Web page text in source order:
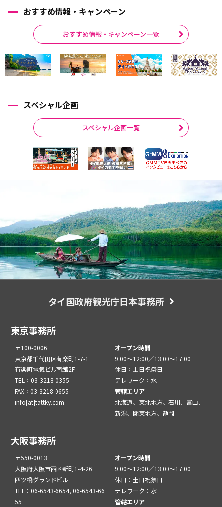
おすすめ情報・キャンペーン
おすすめ情報・キャンペーン一覧
スペシャル企画
スペシャル企画一覧
タイ国政府観光庁日本事務所
東京事務所
〒100-0006
東京都千代田区有楽町1-7-1
有楽町電気ビル南館2F
TEL：03-3218-0355
FAX：03-3218-0655
info[at]tattky.com
オープン時間
9:00～12:00／13:00～17:00
休日：土日祝祭日
テレワーク：水
管轄エリア
北海道、東北地方、石川、富山、
新潟、関東地方、静岡
大阪事務所
〒550-0013
大阪府大阪市西区新町1-4-26
四ツ橋グランドビル
TEL：06-6543-6654, 06-6543-66
55
オープン時間
9:00～12:00／13:00～17:00
休日：土日祝祭日
テレワーク：水
管轄エリア